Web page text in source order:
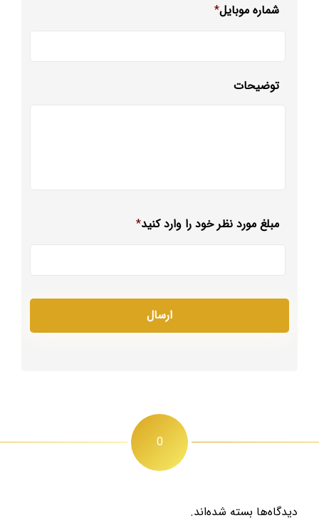
شماره موبایل*
توضیحات
مبلغ مورد نظر خود را وارد کنید*
0
دیدگاه‌ها بسته شده‌اند.